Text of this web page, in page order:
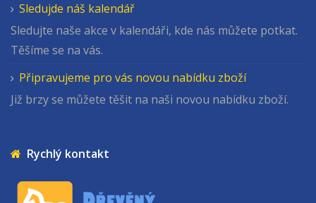
Sledujde náš kalendář
Sledujte naše akce v kalendáři, kde nás můžete potkat.
Těšíme se na vás.
Připravujeme pro vás novou nabídku zboží
Již brzy se můžete těšit na naši novou nabídku zboží.
Rychlý kontakt